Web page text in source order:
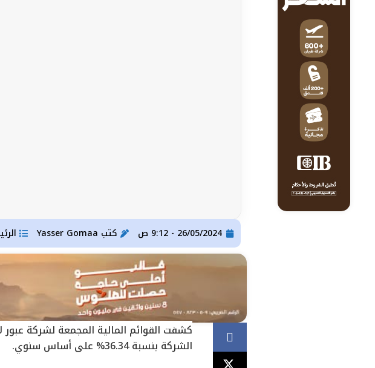
26/05/2024 - 9:12 ص كتب
كشفت القوائم المالية المجمعة لشركة عبور
الشركة بنسبة 36.34% على أساس سنوي.